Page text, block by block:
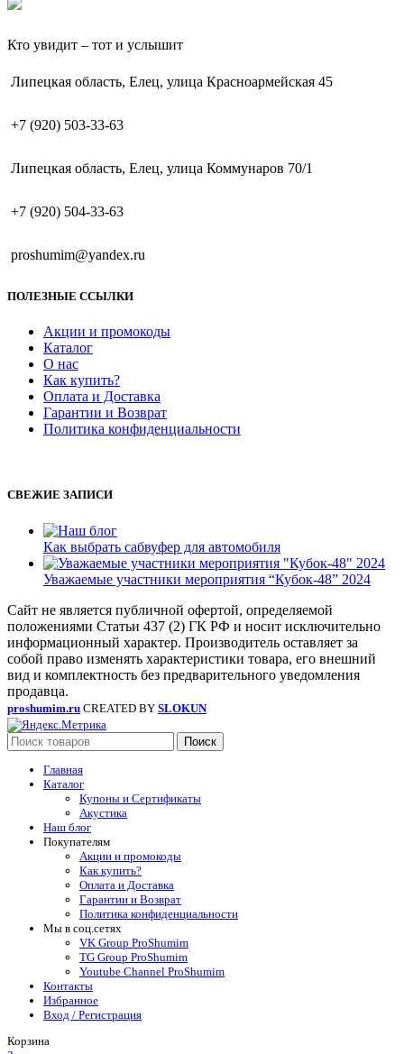
Кто увидит – тот и услышит
Липецкая область, Елец, улица Красноармейская 45
+7 (920) 503-33-63
Липецкая область, Елец, улица Коммунаров 70/1
+7 (920) 504-33-63
proshumim@yandex.ru
ПОЛЕЗНЫЕ ССЫЛКИ
Акции и промокоды
Каталог
О нас
Как купить?
Оплата и Доставка
Гарантии и Возврат
Политика конфиденциальности
СВЕЖИЕ ЗАПИСИ
Как выбрать сабвуфер для автомобиля
Уважаемые участники мероприятия “Кубок-48” 2024
Сайт не является публичной офертой, определяемой
положениями Статьи 437 (2) ГК РФ и носит исключительно
информационный характер. Производитель оставляет за
собой право изменять характеристики товара, его внешний
вид и комплектность без предварительного уведомления
продавца.
proshumim.ru CREATED BY SLOKUN
Поиск
Главная
Каталог
Купоны и Сертификаты
Акустика
Наш блог
Покупателям
Акции и промокоды
Как купить?
Оплата и Доставка
Гарантии и Возврат
Политика конфиденциальности
Мы в соц.сетях
VK Group ProShumim
TG Group ProShumim
Youtube Channel ProShumim
Контакты
Избранное
Вход / Регистрация
Корзина